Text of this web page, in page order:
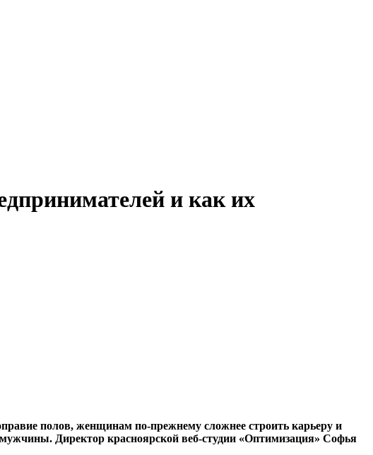
и как их
полов, женщинам по-прежнему сложнее строить карьеру и
Директор красноярской веб-студии «Оптимизация» Софья